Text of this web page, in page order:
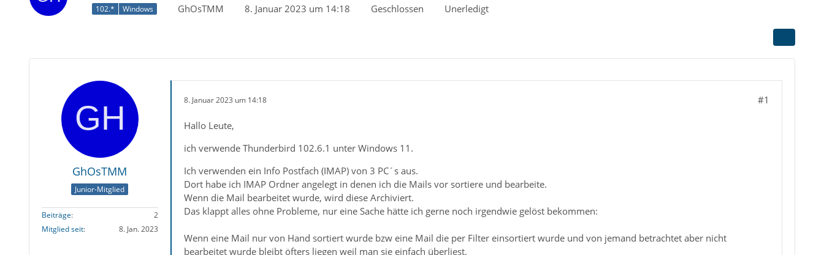
102.* Windows GhOsTMM 8. Januar 2023 um 14:18 Geschlossen Unerledigt
GhOsTMM
Junior-Mitglied
Beiträge
2
Mitglied seit
8. Jan. 2023
8. Januar 2023 um 14:18 #1
Hallo Leute,
ich verwende Thunderbird 102.6.1 unter Windows 11.
Ich verwenden ein Info Postfach (IMAP) von 3 PC´s aus.
Dort habe ich IMAP Ordner angelegt in denen ich die Mails vor sortiere und bearbeite.
Wenn die Mail bearbeitet wurde, wird diese Archiviert.
Das klappt alles ohne Probleme, nur eine Sache hätte ich gerne noch irgendwie gelöst bekommen:
Wenn eine Mail nur von Hand sortiert wurde bzw eine Mail die per Filter einsortiert wurde und von jemand betrachtet aber nicht
bearbeitet wurde bleibt öfters liegen weil man sie einfach überliest.